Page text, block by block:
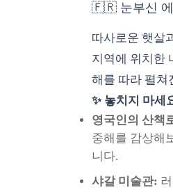
🇫🇷 눈부신 에
따사로운 햇살
지역에 위치한
해를 따라 펼쳐
✨ 놓치지 마세
영국인의 산책
중해를 감상해
니다.
샤갈 미술관: